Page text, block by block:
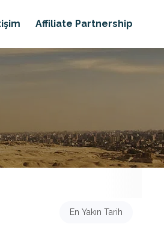
Affiliate Partnership
En Yakın Tarih